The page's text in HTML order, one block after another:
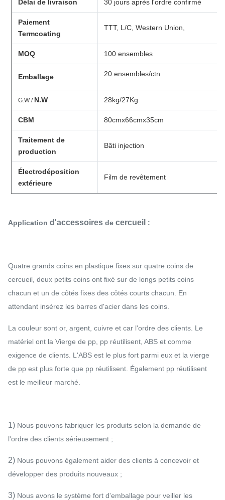
Délai de livraison 30 jours après l'ordre confirmé
Paiement
Termcoating
TTT, L/C, Western Union,
MOQ 100 ensembles
Emballage 20 ensembles/ctn
G.W / N.W 28kg/27Kg
CBM 80cmx66cmx35cm
Traitement de
production
Bâti injection
Électrodéposition
extérieure
Film de revêtement
Application d'accessoires de cercueil :
Quatre grands coins en plastique fixes sur quatre coins de
cercueil, deux petits coins ont fixé sur de longs petits coins
chacun et un de côtés fixes des côtés courts chacun. En
attendant insérez les barres d'acier dans les coins.
La couleur sont or, argent, cuivre et car l'ordre des clients. Le
matériel ont la Vierge de pp, pp réutilisent, ABS et comme
exigence de clients. L'ABS est le plus fort parmi eux et la vierge
de pp est plus forte que pp réutilisent. Également pp réutilisent
est le meilleur marché.
1) Nous pouvons fabriquer les produits selon la demande de
l'ordre des clients sérieusement ;
2) Nous pouvons également aider des clients à concevoir et
développer des produits nouveaux ;
3) Nous avons le système fort d'emballage pour veiller les